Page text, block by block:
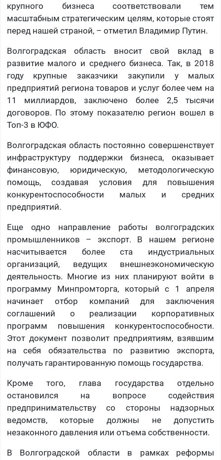
крупного бизнеса соответствовали тем
масштабным стратегическим целям, которые стоят
перед нашей страной, – отметил Владимир Путин.
Волгоградская область вносит свой вклад в
развитие малого и среднего бизнеса. Так, в 2018
году крупные заказчики закупили у малых
предприятий региона товаров и услуг более чем на
11 миллиардов, заключено более 2,5 тысячи
договоров. По этому показателю регион вошел в
Топ-3 в ЮФО.
Волгоградская область постоянно совершенствует
инфраструктуру поддержки бизнеса, оказывает
финансовую, юридическую, методологическую
помощь, создавая условия для повышения
конкурентоспособности малых и средних
предприятий.
Еще одно направление работы волгоградских
промышленников – экспорт. В нашем регионе
насчитывается более ста индустриальных
организаций, ведущих внешнеэкономическую
деятельность. Многие из них планируют войти в
программу Минпромторга, который с 1 апреля
начинает отбор компаний для заключения
соглашений о реализации корпоративных
программ повышения конкурентоспособности.
Этот документ позволит предприятиям, взявшим
на себя обязательства по развитию экспорта,
получать гарантированную помощь государства.
Кроме того, глава государства отдельно
остановился на вопросе содействия
предпринимательству со стороны надзорных
ведомств, которые должны не допустить
незаконного давления или отъема собственности.
В Волгоградской области в рамках реформы